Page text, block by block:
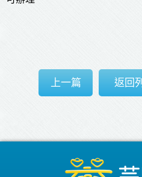
上一篇 返回